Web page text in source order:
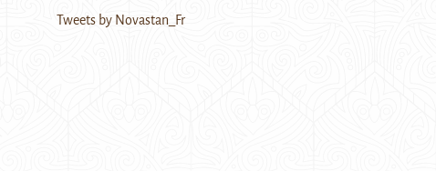
Tweets by Novastan_Fr